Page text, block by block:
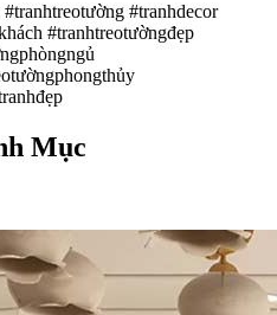
#tranhdecor
#tranhtreotườngđẹp
Mục